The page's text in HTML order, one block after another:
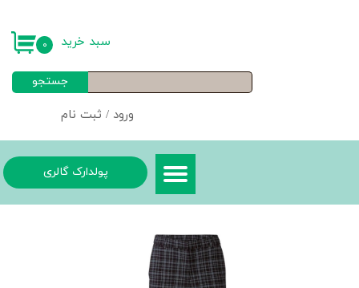
ورود / ثبت نام
خروج از حساب کاربری
جستجو
۰ سبد خرید
پولدارک گالری